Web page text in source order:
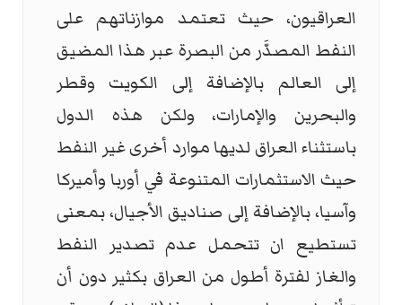
العراقيون، حيث تعتمد موازناتهم على
النفط المصدَّر من البصرة عبر هذا المضيق
إلى العالم بالإضافة إلى الكويت وقطر
والبحرين والإمارات، ولكن هذه الدول
باستثناء العراق لديها موارد أخرى غير النفط
حيث الاستثمارات المتنوعة في أوربا وأميركا
وآسيا، بالإضافة إلى صناديق الأجيال، بمعنى
تستطيع ان تتحمل عدم تصدير النفط
والغاز لفترة أطول من العراق بكثير دون أن